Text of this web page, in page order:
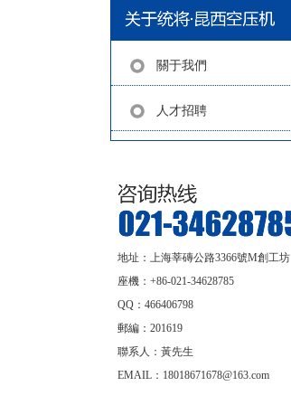
關于我們
人才招聘
地址：上海莘磚公路3366號M創工坊
座機：+86-021-34628785
QQ：466406798
郵編：201619
聯系人：黃先生
EMAIL：18018671678@163.com